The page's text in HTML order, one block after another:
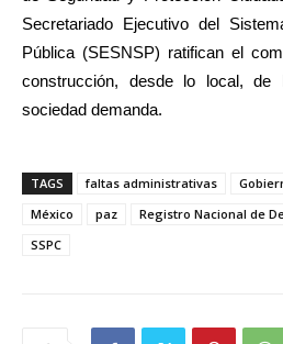
Secretariado Ejecutivo del
Pública (SESNSP) ratifican el
construcción, desde lo local,
sociedad demanda.
TAGS faltas administrativas
México
paz Registro Nacional de
SSPC